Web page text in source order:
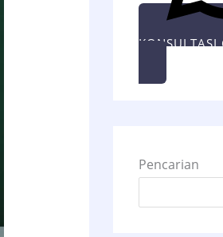
KONSULTASI
Pencarian